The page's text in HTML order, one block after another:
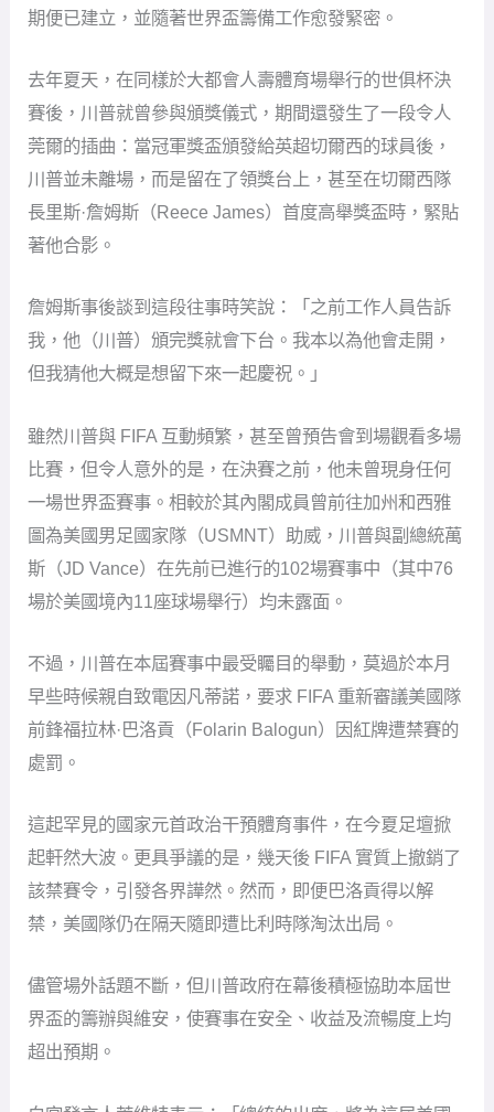
期便已建立，並隨著世界盃籌備工作愈發緊密。
去年夏天，在同樣於大都會人壽體育場舉行的世俱杯決
賽後，川普就曾參與頒獎儀式，期間還發生了一段令人
莞爾的插曲：當冠軍獎盃頒發給英超切爾西的球員後，
川普並未離場，而是留在了領獎台上，甚至在切爾西隊
長里斯·詹姆斯（Reece James）首度高舉獎盃時，緊貼
著他合影。
詹姆斯事後談到這段往事時笑說：「之前工作人員告訴
我，他（川普）頒完獎就會下台。我本以為他會走開，
但我猜他大概是想留下來一起慶祝。」
雖然川普與 FIFA 互動頻繁，甚至曾預告會到場觀看多場
比賽，但令人意外的是，在決賽之前，他未曾現身任何
一場世界盃賽事。相較於其內閣成員曾前往加州和西雅
圖為美國男足國家隊（USMNT）助威，川普與副總統萬
斯（JD Vance）在先前已進行的102場賽事中（其中76
場於美國境內11座球場舉行）均未露面。
不過，川普在本屆賽事中最受矚目的舉動，莫過於本月
早些時候親自致電因凡蒂諾，要求 FIFA 重新審議美國隊
前鋒福拉林·巴洛貢（Folarin Balogun）因紅牌遭禁賽的
處罰。
這起罕見的國家元首政治干預體育事件，在今夏足壇掀
起軒然大波。更具爭議的是，幾天後 FIFA 實質上撤銷了
該禁賽令，引發各界譁然。然而，即便巴洛貢得以解
禁，美國隊仍在隔天隨即遭比利時隊淘汰出局。
儘管場外話題不斷，但川普政府在幕後積極協助本屆世
界盃的籌辦與維安，使賽事在安全、收益及流暢度上均
超出預期。